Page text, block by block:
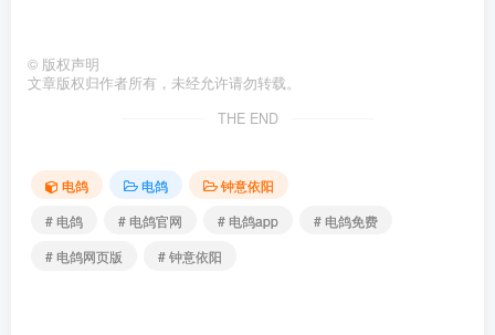
© 版权声明
文章版权归作者所有，未经允许请勿转载。
THE END
电鸽 电鸽
钟意依阳
# 电鸽
# 电鸽官网 # 电鸽app
# 电鸽免费
# 电鸽网页版
# 钟意依阳